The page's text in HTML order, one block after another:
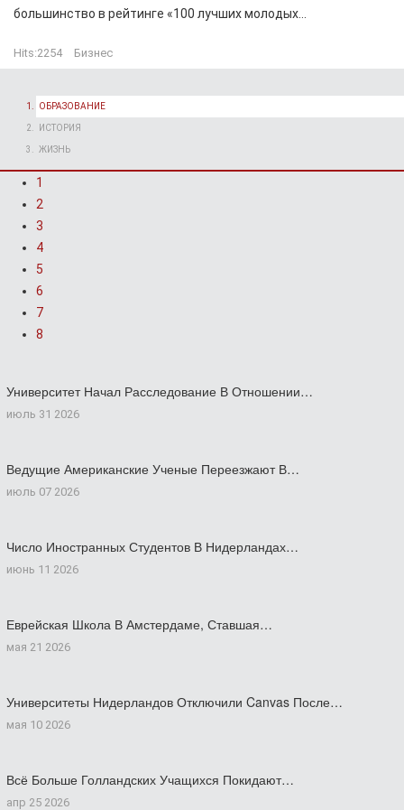
большинство в рейтинге «100 лучших молодых...
Hits:2254 Бизнес
ОБРАЗОВАНИЕ
ИСТОРИЯ
ЖИЗНЬ
1
2
3
4
5
6
7
8
Университет Начал Расследование В Отношении…
июль 31 2026
Ведущие Американские Ученые Переезжают В…
июль 07 2026
Число Иностранных Студентов В Нидерландах…
июнь 11 2026
Еврейская Школа В Амстердаме, Ставшая…
мая 21 2026
Университеты Нидерландов Отключили Canvas После…
мая 10 2026
Всё Больше Голландских Учащихся Покидают…
апр 25 2026